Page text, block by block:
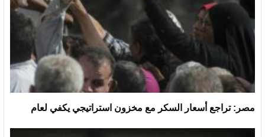
مصر: تراجع أسعار السكر مع مخزون استراتيجي يكفي لعام